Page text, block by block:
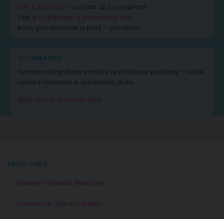
Vše k žárlivosti – od rad až po inspiraci
Vše o manželské a partnerské krizi
Rady pro manžele a páry – poradna
TECHNIKA KERP
Technika Kognitivně emoční revitalizace psychiky – Vaše
cesta k harmonii a výkonnosti duše.
Zjistit více o technice KERP
MÉDIA O MNĚ
Hostem v televizi Metropol
Hostem ve Všechnopárty